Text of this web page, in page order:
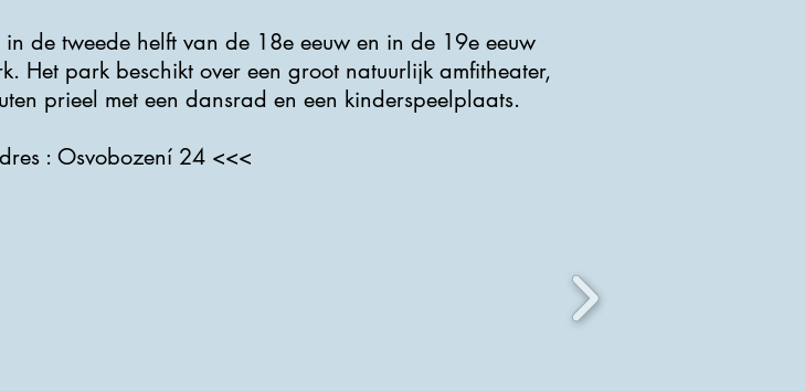
de tweede helft van de 18e eeuw en in de 19e eeuw
Het park beschikt over een groot natuurlijk amfitheater,
prieel met een dansrad en een kinderspeelplaats.
: Osvobození 24 <<<